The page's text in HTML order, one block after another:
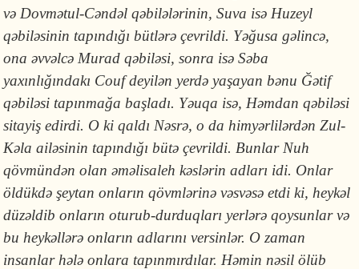
və Dovmətul-Cəndəl qəbilələrinin, Suva isə Huzeyl
qəbiləsinin tapındığı bütlərə çevrildi. Yəğusa gəlincə,
ona əvvəlcə Murad qəbiləsi, sonra isə Səba
yaxınlığındakı Couf deyilən yerdə yaşayan bənu Ğətif
qəbiləsi tapınmağa başladı. Yəuqa isə, Həmdan qəbiləsi
sitayiş edirdi. O ki qaldı Nəsrə, o da himyərlilərdən Zul-
Kəla ailəsinin tapındığı bütə çevrildi. Bunlar Nuh
qövmündən olan əməlisaleh kəslərin adları idi. Onlar
öldükdə şeytan onların qövmlərinə vəsvəsə etdi ki, heykəl
düzəldib onların oturub-durduqları yerlərə qoysunlar və
bu heykəllərə onların adlarını versinlər. O zaman
insanlar hələ onlara tapınmırdılar. Həmin nəsil ölüb